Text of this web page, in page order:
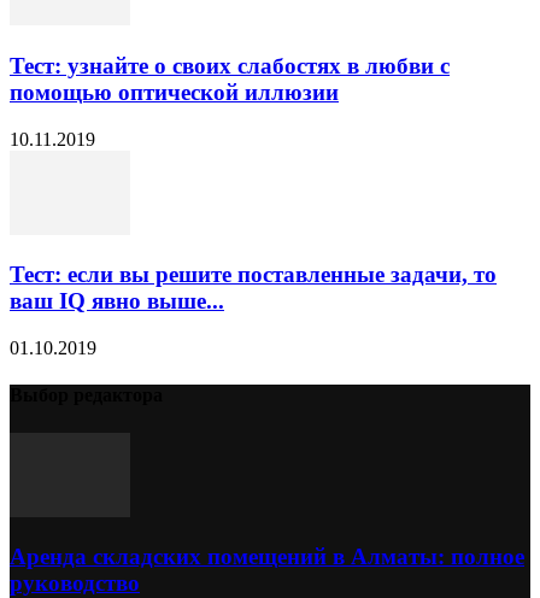
Тест: узнайте о своих слабостях в любви с
помощью оптической иллюзии
10.11.2019
Тест: если вы решите поставленные задачи, то
ваш IQ явно выше...
01.10.2019
Аренда складских помещений в Алматы: полное
руководство